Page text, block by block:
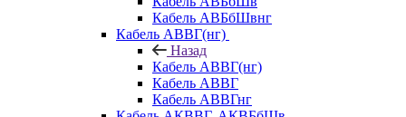
Кабель АВБбШвнг
Кабель АВВГ(нг)
Назад
Кабель АВВГ(нг)
Кабель АВВГ
Кабель АВВГнг